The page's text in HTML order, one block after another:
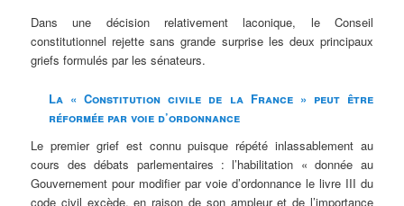
Dans une décision relativement laconique, le Conseil
constitutionnel rejette sans grande surprise les deux principaux
griefs formulés par les sénateurs.
La « Constitution civile de la France » peut être
réformée par voie d’ordonnance
Le premier grief est connu puisque répété inlassablement au
cours des débats parlementaires : l’habilitation « donnée au
Gouvernement pour modifier par voie d’ordonnance le livre III du
code civil excède, en raison de son ampleur et de l’importance